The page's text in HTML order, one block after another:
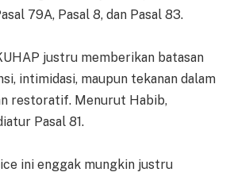
79A, Pasal 8, dan Pasal 83.
justru memberikan batasan
intimidasi, maupun tekanan dalam
restoratif. Menurut Habib,
Pasal 81.
ini enggak mungkin justru